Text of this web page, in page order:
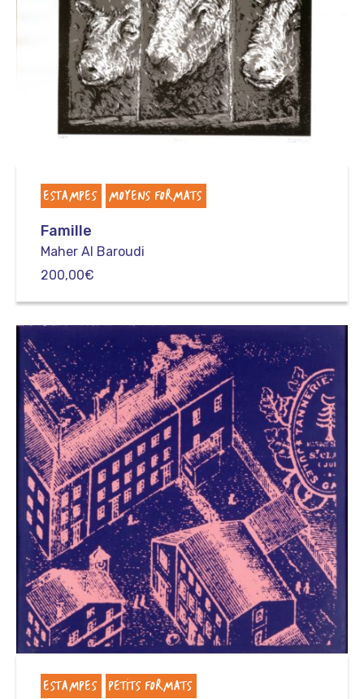
ESTAMPES MOYENS FORMATS
Famille
Maher Al Baroudi
200,00€
ESTAMPES PETITS FORMATS